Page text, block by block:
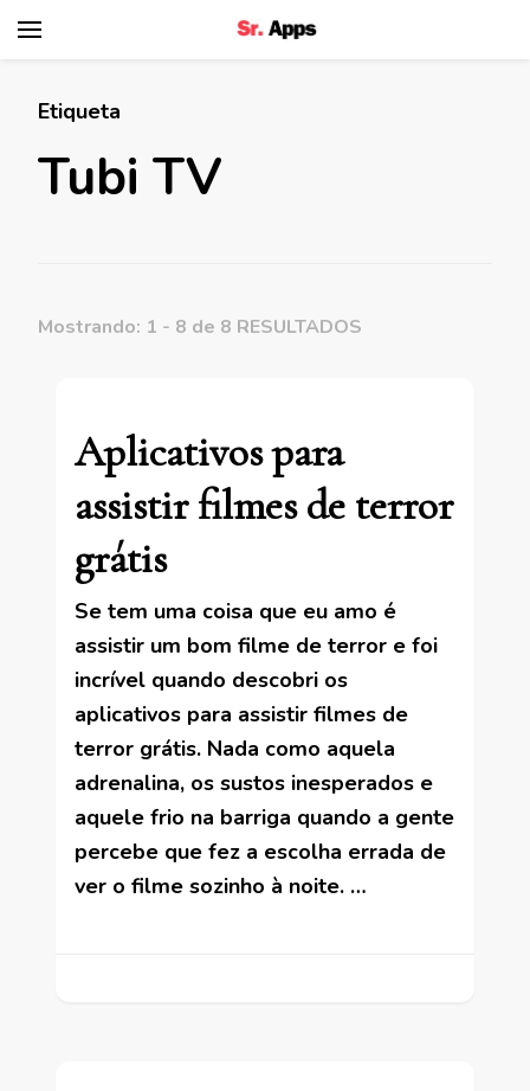
Etiqueta
Tubi TV
Mostrando: 1 - 8 de 8 RESULTADOS
Aplicativos para
assistir filmes de terror
grátis
Se tem uma coisa que eu amo é
assistir um bom filme de terror e foi
incrível quando descobri os
aplicativos para assistir filmes de
terror grátis. Nada como aquela
adrenalina, os sustos inesperados e
aquele frio na barriga quando a gente
percebe que fez a escolha errada de
ver o filme sozinho à noite. …